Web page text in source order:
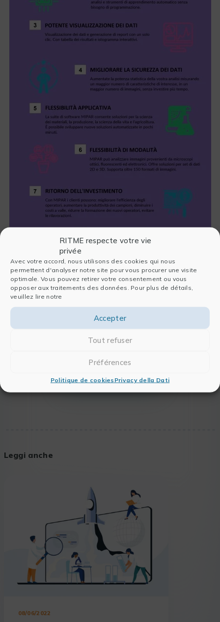
RITME respecte votre vie
privée
Avec votre accord, nous utilisons des cookies qui nous
permettent d'analyser notre site pour vous procurer une visite
optimale. Vous pouvez retirer votre consentement ou vous
opposer aux traitements des données. Pour plus de détails,
veuillez lire notre
Accepter
Tout refuser
Préférences
Politique de cookies Privacy della Dati
Leggi anche
08/06/2022